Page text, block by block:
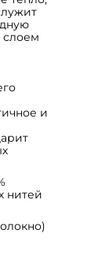
слоем
и
нитей